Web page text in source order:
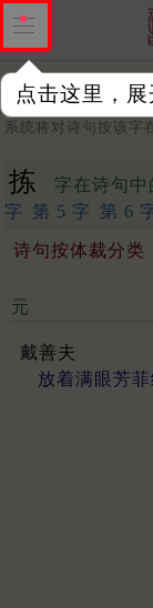
点击这里，
字：
系统将对诗句按该字
拣 字在诗句中
字
第 5 字 第 6
诗句按体裁分类
元
戴善夫
放着满眼芳菲